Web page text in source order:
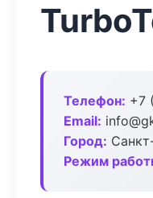
Телефон: +7
Email:
Город:
Режим